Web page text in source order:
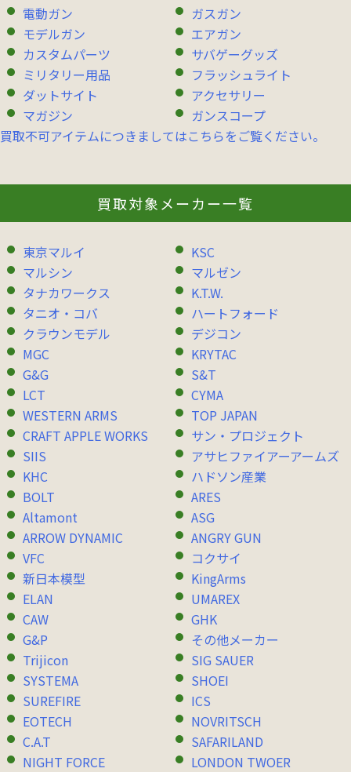
電動ガン
ガスガン
モデルガン
エアガン
カスタムパーツ
サバゲーグッズ
ミリタリー用品
フラッシュライト
ダットサイト
アクセサリー
マガジン
ガンスコープ
買取不可アイテムにつきましてはこちらをご覧ください。
買取対象メーカー一覧
東京マルイ
KSC
マルシン
マルゼン
タナカワークス
K.T.W.
タニオ・コバ
ハートフォード
クラウンモデル
デジコン
MGC
KRYTAC
G&G
S&T
LCT
CYMA
WESTERN ARMS
TOP JAPAN
CRAFT APPLE WORKS
サン・プロジェクト
SIIS
アサヒファイアーアームズ
KHC
ハドソン産業
BOLT
ARES
Altamont
ASG
ARROW DYNAMIC
ANGRY GUN
VFC
コクサイ
新日本模型
KingArms
ELAN
UMAREX
CAW
GHK
G&P
その他メーカー
Trijicon
SIG SAUER
SYSTEMA
SHOEI
SUREFIRE
ICS
EOTECH
NOVRITSCH
C.A.T
SAFARILAND
NIGHT FORCE
LONDON TWOER